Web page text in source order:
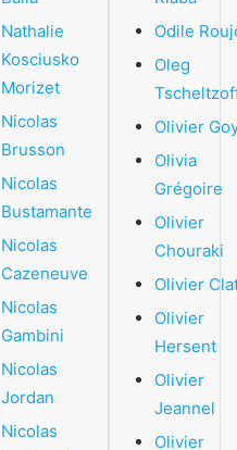
Nathalie
Kosciusko
Morizet
Nicolas
Brusson
Nicolas
Bustamante
Nicolas
Cazeneuve
Nicolas
Gambini
Nicolas
Jordan
Nicolas
Odile
Oleg
Olivier
Olivia
Grégoire
Olivier
Chouraki
Olivier
Olivier
Hersent
Olivier
Jeannel
Olivier